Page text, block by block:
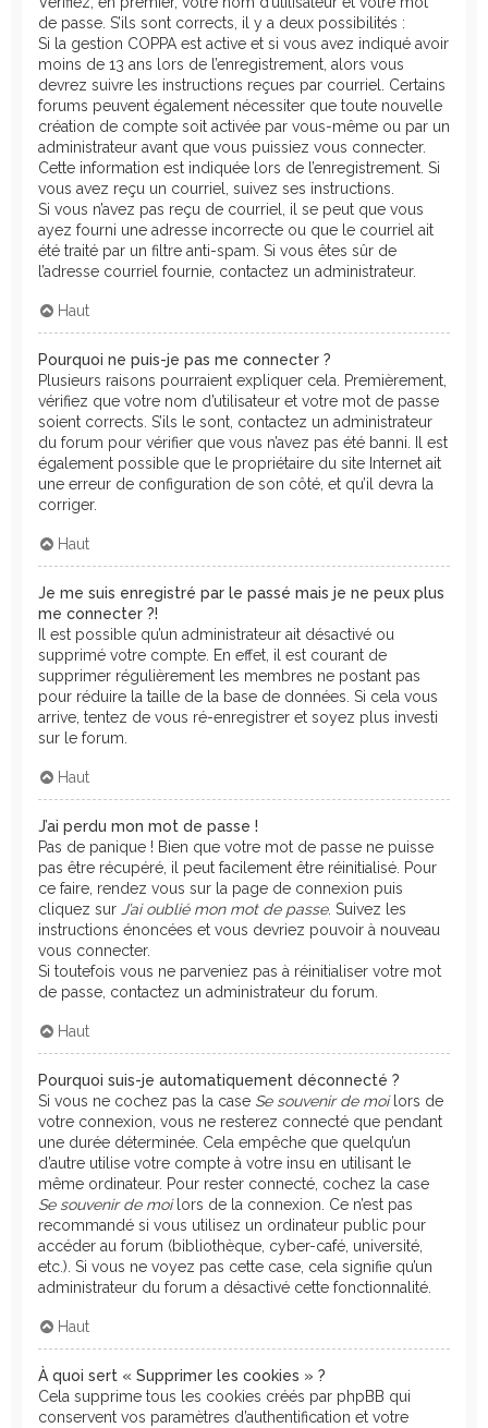
de passe. S’ils sont corrects, il y a deux possibilités :
Si la gestion COPPA est active et si vous avez indiqué avoir
moins de 13 ans lors de l’enregistrement, alors vous
devrez suivre les instructions reçues par courriel. Certains
forums peuvent également nécessiter que toute nouvelle
création de compte soit activée par vous-même ou par un
administrateur avant que vous puissiez vous connecter.
Cette information est indiquée lors de l’enregistrement. Si
vous avez reçu un courriel, suivez ses instructions.
Si vous n’avez pas reçu de courriel, il se peut que vous
ayez fourni une adresse incorrecte ou que le courriel ait
été traité par un filtre anti-spam. Si vous êtes sûr de
l’adresse courriel fournie, contactez un administrateur.
Haut
Pourquoi ne puis-je pas me connecter ?
Plusieurs raisons pourraient expliquer cela. Premièrement,
vérifiez que votre nom d’utilisateur et votre mot de passe
soient corrects. S’ils le sont, contactez un administrateur
du forum pour vérifier que vous n’avez pas été banni. Il est
également possible que le propriétaire du site Internet ait
une erreur de configuration de son côté, et qu’il devra la
corriger.
Haut
Je me suis enregistré par le passé mais je ne peux plus
me connecter ?!
Il est possible qu’un administrateur ait désactivé ou
supprimé votre compte. En effet, il est courant de
supprimer régulièrement les membres ne postant pas
pour réduire la taille de la base de données. Si cela vous
arrive, tentez de vous ré-enregistrer et soyez plus investi
sur le forum.
Haut
J’ai perdu mon mot de passe !
Pas de panique ! Bien que votre mot de passe ne puisse
pas être récupéré, il peut facilement être réinitialisé. Pour
ce faire, rendez vous sur la page de connexion puis
cliquez sur J’ai oublié mon mot de passe. Suivez les
instructions énoncées et vous devriez pouvoir à nouveau
vous connecter.
Si toutefois vous ne parveniez pas à réinitialiser votre mot
de passe, contactez un administrateur du forum.
Haut
Pourquoi suis-je automatiquement déconnecté ?
Si vous ne cochez pas la case Se souvenir de moilors de
votre connexion, vous ne resterez connecté que pendant
une durée déterminée. Cela empêche que quelqu’un
d’autre utilise votre compte à votre insu en utilisant le
même ordinateur. Pour rester connecté, cochez la case
Se souvenir de moilors de la connexion. Ce n’est pas
recommandé si vous utilisez un ordinateur public pour
accéder au forum (bibliothèque, cyber-café, université,
etc.). Si vous ne voyez pas cette case, cela signifie qu’un
administrateur du forum a désactivé cette fonctionnalité.
Haut
À quoi sert « Supprimer les cookies » ?
Cela supprime tous les cookies créés par phpBB qui
conservent vos paramètres d’authentification et votre